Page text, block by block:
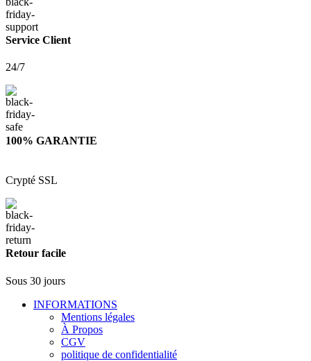
Service Client
24/7
100% GARANTIE
Crypté SSL
Retour facile
Sous 30 jours
INFORMATIONS
Mentions légales
À Propos
CGV
politique de confidentialité